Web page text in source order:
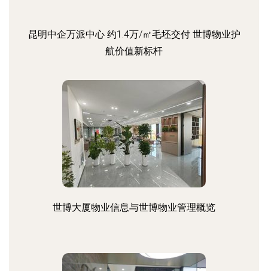
昆明中企万派中心 约1.4万/㎡毛坯交付 世博物业护
航价值新标杆
世博大厦物业信息与世博物业管理概览